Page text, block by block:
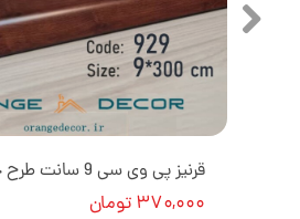
۳۷۰,۰۰۰ تومان